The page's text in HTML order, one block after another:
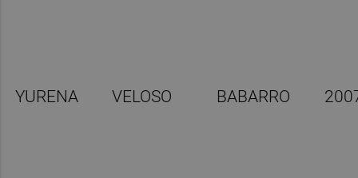
YURENA VELOSO BABARRO